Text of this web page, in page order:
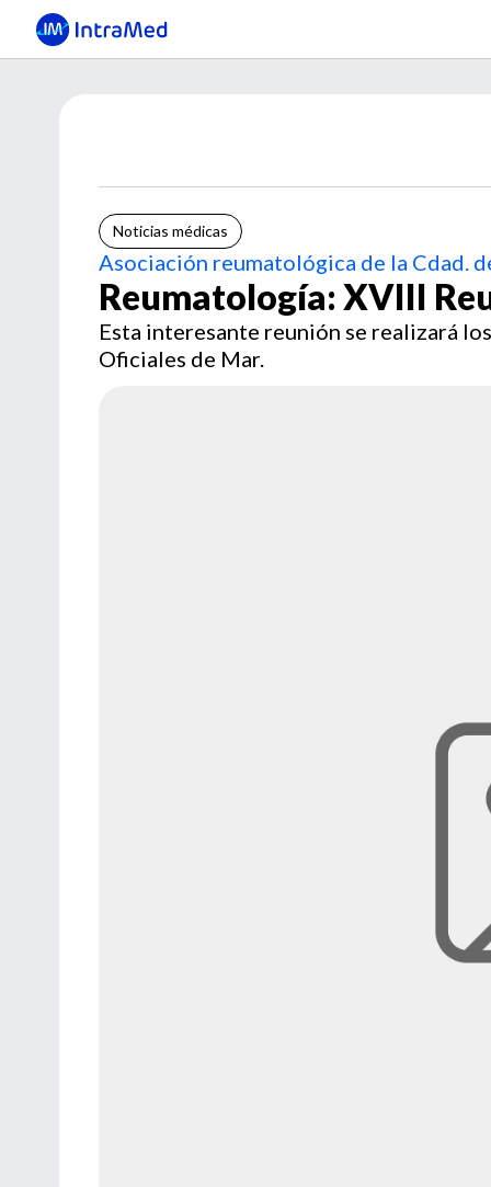
Noticias médicas
Asociación reumatológica de la Cdad.
Reumatología: XVIII
Esta interesante reunión se realizará
Oficiales de Mar.